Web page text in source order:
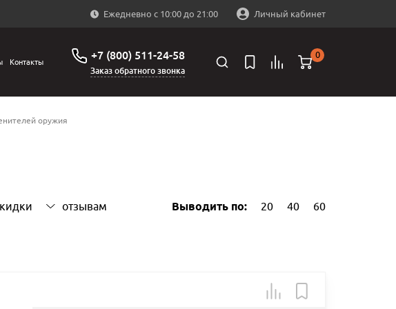
Ежедневно с 10:00 до 21:00 Личный кабинет
Контакты +7 (800) 511-24-58
Заказ обратного звонка
0
оружия
отзывам Выводить по: 20 40 60